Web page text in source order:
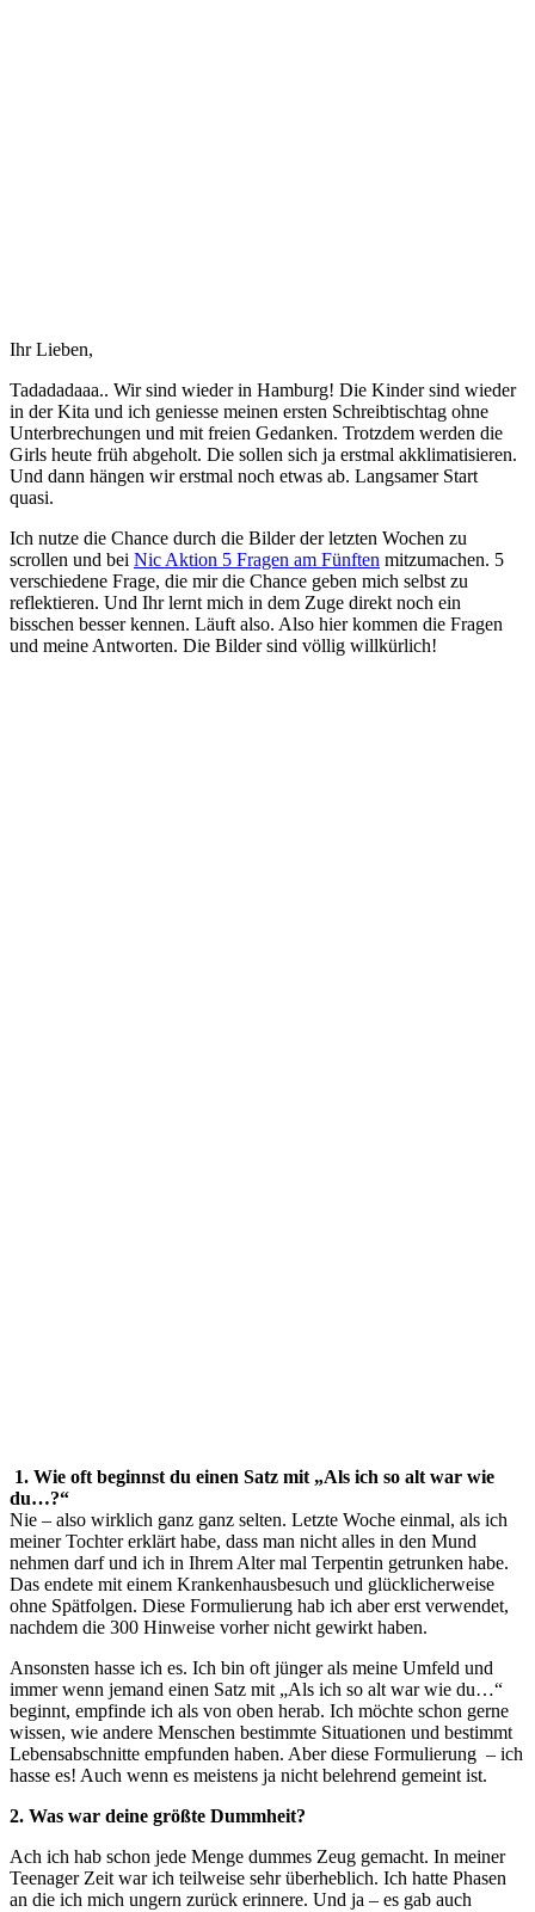
Ihr Lieben,
Tadadadaaa.. Wir sind wieder in Hamburg! Die Kinder sind wieder
in der Kita und ich geniesse meinen ersten Schreibtischtag ohne
Unterbrechungen und mit freien Gedanken. Trotzdem werden die
Girls heute früh abgeholt. Die sollen sich ja erstmal akklimatisieren.
Und dann hängen wir erstmal noch etwas ab. Langsamer Start
quasi.
Ich nutze die Chance durch die Bilder der letzten Wochen zu
scrollen und bei Nic Aktion 5 Fragen am Fünften mitzumachen. 5
verschiedene Frage, die mir die Chance geben mich selbst zu
reflektieren. Und Ihr lernt mich in dem Zuge direkt noch ein
bisschen besser kennen. Läuft also. Also hier kommen die Fragen
und meine Antworten. Die Bilder sind völlig willkürlich!
1. Wie oft beginnst du einen Satz mit „Als ich so alt war wie
du…?“
Nie – also wirklich ganz ganz selten. Letzte Woche einmal, als ich
meiner Tochter erklärt habe, dass man nicht alles in den Mund
nehmen darf und ich in Ihrem Alter mal Terpentin getrunken habe.
Das endete mit einem Krankenhausbesuch und glücklicherweise
ohne Spätfolgen. Diese Formulierung hab ich aber erst verwendet,
nachdem die 300 Hinweise vorher nicht gewirkt haben.
Ansonsten hasse ich es. Ich bin oft jünger als meine Umfeld und
immer wenn jemand einen Satz mit „Als ich so alt war wie du…“
beginnt, empfinde ich als von oben herab. Ich möchte schon gerne
wissen, wie andere Menschen bestimmte Situationen und bestimmt
Lebensabschnitte empfunden haben. Aber diese Formulierung – ich
hasse es! Auch wenn es meistens ja nicht belehrend gemeint ist.
2. Was war deine größte Dummheit?
Ach ich hab schon jede Menge dummes Zeug gemacht. In meiner
Teenager Zeit war ich teilweise sehr überheblich. Ich hatte Phasen
an die ich mich ungern zurück erinnere. Und ja – es gab auch